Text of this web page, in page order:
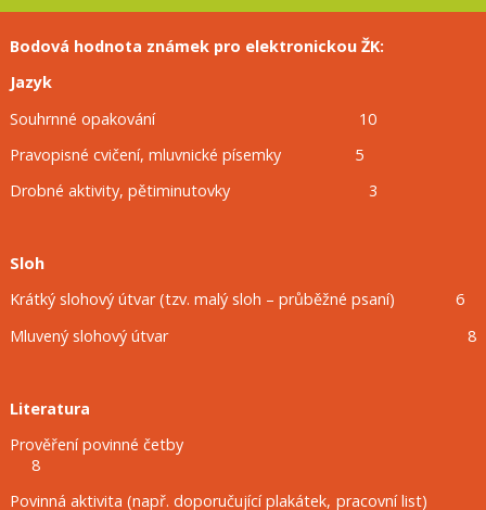
Bodová hodnota známek pro elektronickou ŽK:
Jazyk
Souhrnné opakování 10
Pravopisné cvičení, mluvnické písemky 5
Drobné aktivity, pětiminutovky 3
Sloh
Krátký slohový útvar (tzv. malý sloh – průběžné psaní) 6
Mluvený slohový útvar 8
Literatura
Prověření povinné četby
8
Povinná aktivita (např. doporučující plakátek, pracovní list)